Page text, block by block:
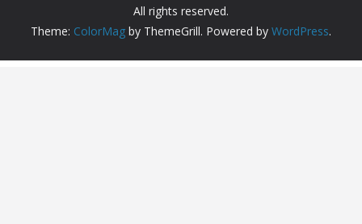
All rights reserved.
Theme: ColorMag by ThemeGrill. Powered by WordPress.